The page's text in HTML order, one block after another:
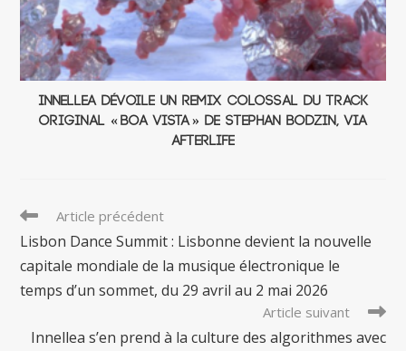
Innellea dévoile un remix colossal du track
original « Boa Vista » de Stephan Bodzin, via
Afterlife
Read
more
articles
Article précédent
Lisbon Dance Summit : Lisbonne devient la nouvelle
capitale mondiale de la musique électronique le
temps d’un sommet, du 29 avril au 2 mai 2026
Article suivant
Innellea s’en prend à la culture des algorithmes avec